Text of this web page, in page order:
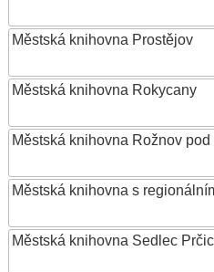
Městská knihovna Prostějov
Městská knihovna Rokycany
Městská knihovna Rožnov
Městská knihovna s
Městská knihovna Sedlec